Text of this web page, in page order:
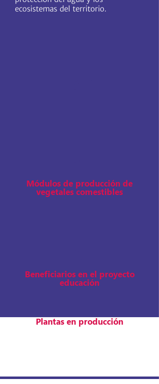
ecosistemas del territorio.
Módulos de producción de
vegetales comestibles
Beneficiarios en el proyecto
educación
Plantas en producción